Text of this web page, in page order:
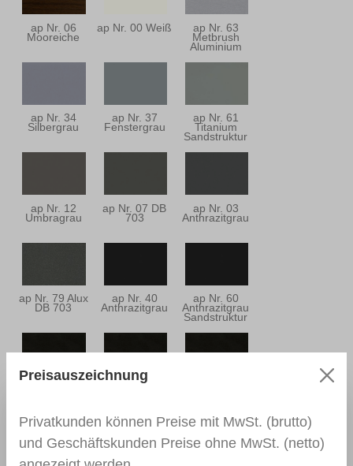
ap Nr. 06
Mooreiche
ap Nr. 00 Weiß ap Nr. 63
Metbrush
Aluminium
ap Nr. 34
Silbergrau
ap Nr. 37
Fenstergrau
ap Nr. 61
Titanium
Sandstruktur
ap Nr. 12
Umbragrau
ap Nr. 07 DB
703
ap Nr. 03
Anthrazitgrau
ap Nr. 79 Alux
DB 703
ap Nr. 40
Anthrazitgrau
ap Nr. 60
Anthrazitgrau
Sandstruktur
Preisauszeichnung
Privatkunden können Preise mit MwSt. (brutto)
und Geschäftskunden Preise ohne MwSt. (netto)